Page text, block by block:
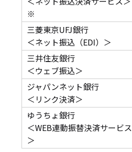
※
三菱東京UFJ銀行
＜ネット振込（EDI）＞
三井住友銀行
＜ウェブ振込＞
ジャパンネット銀行
＜リンク決済＞
ゆうちょ銀行
＜WEB連動振替決済サービス
＞